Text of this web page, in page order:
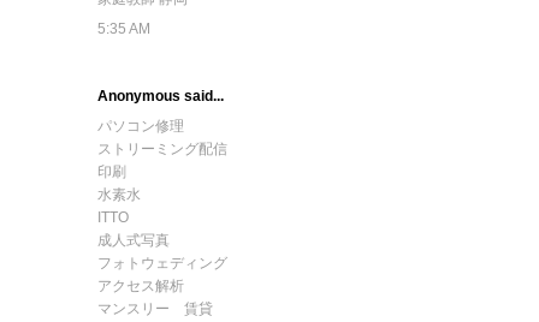
5:35 AM
Anonymous said...
パソコン修理
ストリーミング配信
印刷
水素水
ITTO
成人式写真
フォトウェディング
アクセス解析
マンスリー 賃貸